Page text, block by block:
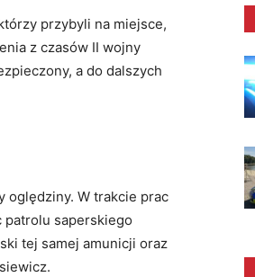
przybyli na miejsce,
z czasów II wojny
a do dalszych
oględziny. W trakcie prac
patrolu saperskiego
tej samej amunicji oraz